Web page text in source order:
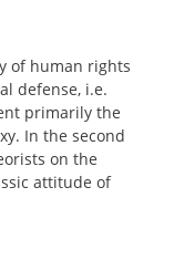
of human rights
defense, i.e.
primarily the
In the second
on the
attitude of